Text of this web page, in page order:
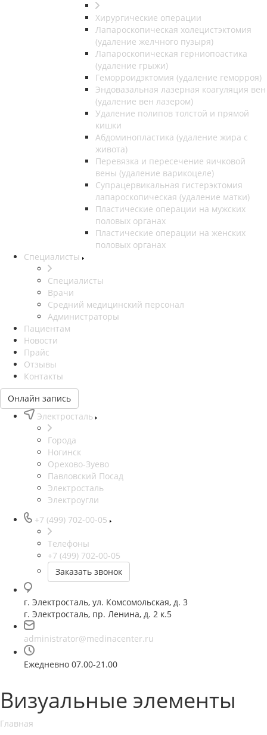
Хирургические операции
Лапароскопическая холецистэктомия
(удаление желчного пузыря)
Лапароскопическая герниопоастика
(удаление грыжи)
Геморроидэктомия (удаление геморроя)
Эндовазальная лазерная коагуляция вен
(удаление вен лазером)
Удаление полипов толстой и прямой
кишки
Абдоминопластика (удаление жира с
живота)
Перевязка и пересечение яичковой
вены (удаление варикоцеле)
Супрацервикальная гистерэктомия
лапароскопическая (удаление матки)
Пластические операции на мужских
половых органах
Пластические операции на женских
половых органах
Специалисты
Специалисты
Врачи
Средний медицинский персонал
Администраторы
Пациентам
Новости
Прайс
Отзывы
Контакты
Онлайн запись
Электросталь
Города
Ногинск
Орехово-Зуево
Павловский Посад
Электросталь
Электроугли
+7 (499) 702-00-05
Телефоны
+7 (499) 702-00-05
Заказать звонок
г. Электросталь, ул. Комсомольская, д. 3
г. Электросталь, пр. Ленина, д. 2 к.5
administrator@medinacenter.ru
Ежедневно 07.00-21.00
Визуальные элементы
Главная